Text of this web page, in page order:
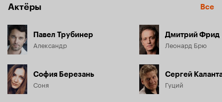
Актёры Все
Павел Трубинер
Александр
София Березань
Соня
Дмитрий Фрид
Леонард Брю
Сергей
Гуций